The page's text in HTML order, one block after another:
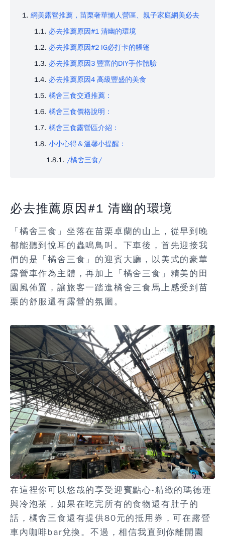
網美露營推薦，苗栗奢華懶人營區、親子家庭網美必去
必去推薦原因#1 清幽的環境
必去推薦原因#2 IG必打卡的帳篷
必去推薦原因3 豐富的DIY手作體驗
必去推薦原因4 高級豐盛的美食
橘舍三食交通推薦：
橘舍三食價格說明：
橘舍三食露營區介紹：
小小心得＆溫馨小提醒：
/橘舍三食/
必去推薦原因#1 清幽的環境
「橘舍三食」坐落在苗栗卓蘭的山上，從早到晚
都能聽到悅耳的蟲鳴鳥叫。下車後，首先迎接我
們的是「橘舍三食」的迎賓大廳，以美式的豪華
露營車作為主體，再加上「橘舍三食」精美的田
園風佈置，讓旅客一踏進橘舍三食馬上感受到苗
栗的舒服還有露營的氛圍。
在這裡你可以悠哉的享受迎賓點心-精緻的瑪德蓮
與冷泡茶，如果在吃完所有的食物還有肚子的
話，橘舍三食還有提供80元的抵用券，可在露營
車內咖啡bar兌換。不過，相信我直到你離開園